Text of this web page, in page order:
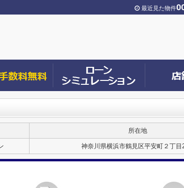
最近見た物件
所在地
神奈川県横浜市鶴見区平安町２丁目